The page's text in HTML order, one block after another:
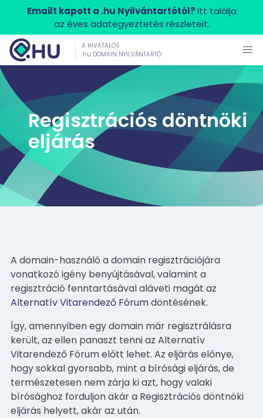
Emailt kapott a .hu Nyilvántartótól?Itt találja
az éves adategyeztetés részleteit.
A HIVATALOS
.hu DOMAIN NYILVÁNTARTÓ
Regisztrációs döntnöki
eljárás
A domain-használó a domain regisztrációjára
vonatkozó igény benyújtásával, valamint a
regisztráció fenntartásával aláveti magát az
Alternatív Vitarendező Fórumdöntésének.
Így, amennyiben egy domain már regisztrálásra
került, az ellen panaszt tenni az Alternatív
Vitarendező Fórum előtt lehet. Az eljárás előnye,
hogy sokkal gyorsabb, mint a bírósági eljárás, de
természetesen nem zárja ki azt, hogy valaki
bírósághoz forduljon akár a Regisztrációs döntnöki
eljárás helyett, akár az után.